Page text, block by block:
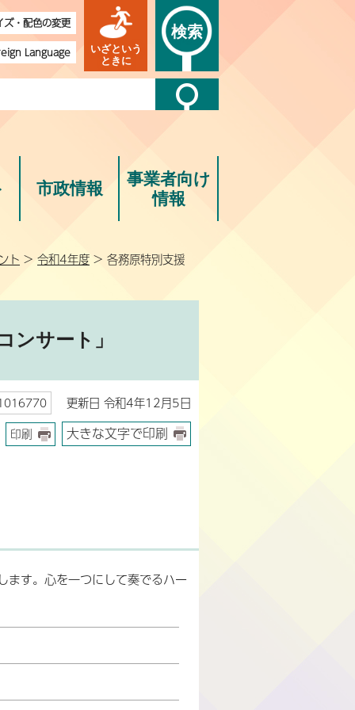
ズ・配色の変更
Language
いざという
ときに
検索
市政情報
事業者向け
情報
ト > 令和4年度 > 各務原特別支援
ンサート」
更新日 令和4年12月5日
印刷 大きな文字で印刷
ます。心を一つにして奏でるハー